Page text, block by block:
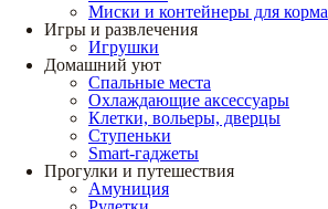
Миски и контейнеры для корма
Игры и развлечения
Игрушки
Домашний уют
Спальные места
Охлаждающие аксессуары
Клетки, вольеры, дверцы
Ступеньки
Smart-гаджеты
Прогулки и путешествия
Амуниция